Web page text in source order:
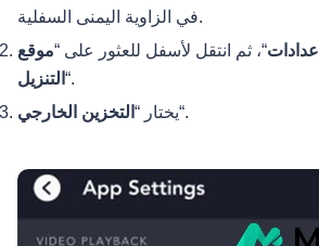
في الزاوية اليمنى السفلية.
إعدادات“، ثم انتقل لأسفل للعثور على “موقع
التنزيل “.
يختار “ التخزين الخارجي “.